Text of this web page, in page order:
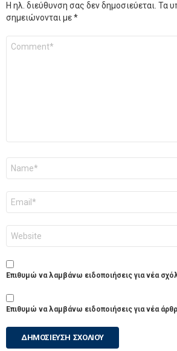
Η ηλ. διεύθυνση σας δεν δημοσιεύεται. Τα
σημειώνονται με*
Επιθυμώ να λαμβάνω ειδοποιήσεις για νέα
Επιθυμώ να λαμβάνω ειδοποιήσεις για νέα